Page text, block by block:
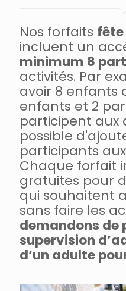
Nos forfaits
incluent un
minimum 8
activités. Par
avoir 8 enfants
enfants et 2
participent aux
possible
participants
Chaque forfait
gratuites pour
qui souhaitent
sans faire les
demandons de
supervision
d’un adulte